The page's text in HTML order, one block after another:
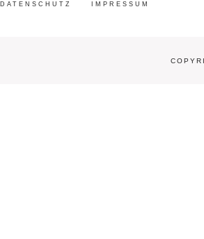
DATENSCHUTZ IMPRESSUM